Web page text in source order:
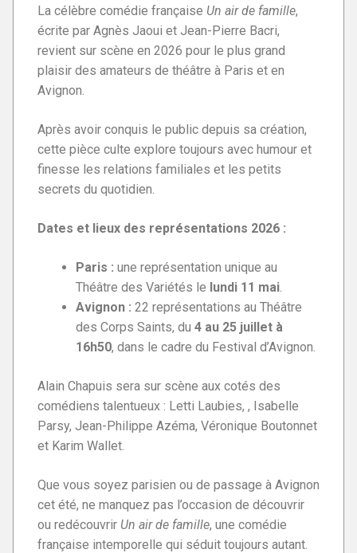
La célèbre comédie française Un air de famille,
écrite par Agnès Jaoui et Jean-Pierre Bacri,
revient sur scène en 2026 pour le plus grand
plaisir des amateurs de théâtre à Paris et en
Avignon.
Après avoir conquis le public depuis sa création,
cette pièce culte explore toujours avec humour et
finesse les relations familiales et les petits
secrets du quotidien.
Dates et lieux des représentations 2026 :
Paris : une représentation unique au
Théâtre des Variétés le lundi 11 mai.
Avignon : 22 représentations au Théâtre
des Corps Saints, du 4 au 25 juillet à
16h50, dans le cadre du Festival d’Avignon.
Alain Chapuis sera sur scène aux cotés des
comédiens talentueux : Letti Laubies, , Isabelle
Parsy, Jean-Philippe Azéma, Véronique Boutonnet
et Karim Wallet.
Que vous soyez parisien ou de passage à Avignon
cet été, ne manquez pas l’occasion de découvrir
ou redécouvrir Un air de famille, une comédie
française intemporelle qui séduit toujours autant.